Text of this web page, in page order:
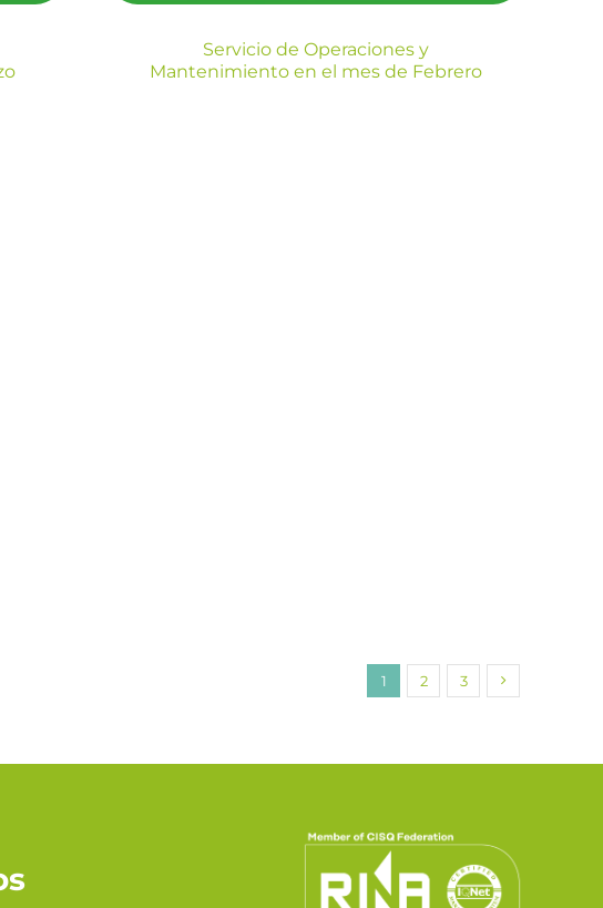
Servicio de Operaciones y
Mantenimiento en el mes de Febrero
1 2 3